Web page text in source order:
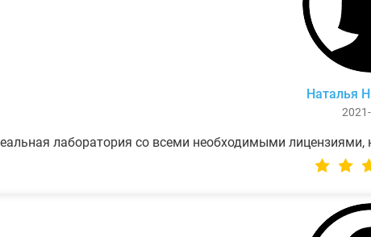
Наталья
лаборатория со всеми необходимыми